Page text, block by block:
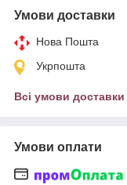
Умови доставки
Нова Пошта
Укрпошта
Всі умови доставки
Умови оплати